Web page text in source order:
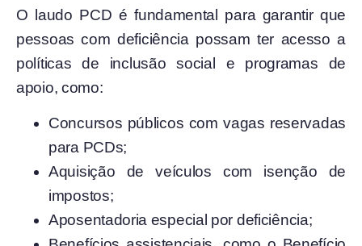
O laudo PCD é fundamental para garantir que
pessoas com deficiência possam ter acesso a
políticas de inclusão social e programas de
apoio, como:
Concursos públicos com vagas reservadas
para PCDs;
Aquisição de veículos com isenção de
impostos;
Aposentadoria especial por deficiência;